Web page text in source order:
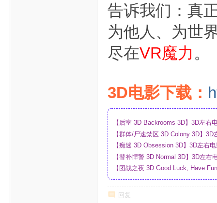
告诉我们：真
为他人、为世
尽在VR魔力 。
3D电影下载：
【后室 3D Backrooms 3D】3D左右
【群体/尸速禁区 3D Colony 3D】
_网盘
【痴迷 3D Obsession 3D】3D左右
【替补悍警 3D Normal 3D】3D左
【团战之夜 3D Good Luck, Have
回复